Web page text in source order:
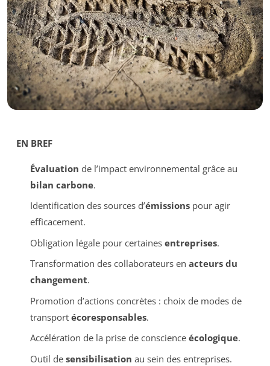
EN BREF
Évaluation de l’impact environnemental grâce au
bilan carbone.
Identification des sources d’émissionspour agir
efficacement.
Obligation légale pour certaines entreprises.
Transformation des collaborateurs en acteurs du
changement.
Promotion d’actions concrètes : choix de modes de
transport écoresponsables.
Accélération de la prise de conscience écologique.
Outil de sensibilisation au sein des entreprises.